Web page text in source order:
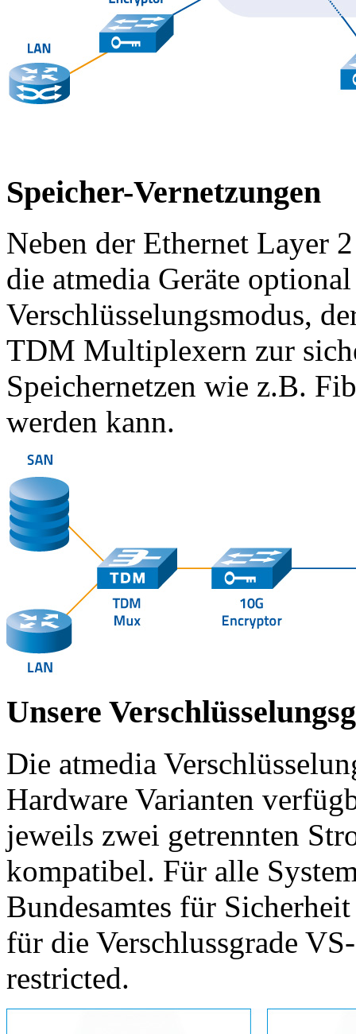
Speicher-Vernetzungen
Neben der Ethernet Layer
die atmedia Geräte
Verschlüsselungsmodus,
TDM Multiplexern zur
Speichernetzen wie z.B.
werden kann.
Unsere
Die atmedia
Hardware Varianten
jeweils zwei getrennten
kompatibel. Für alle
Bundesamtes für
für die Verschlussgrade
restricted.